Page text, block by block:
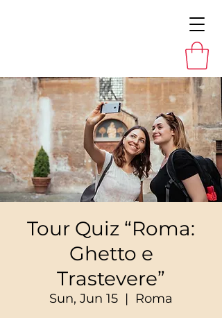
Tour Quiz “Roma:
Ghetto e
Trastevere”
Sun, Jun 15
  |
Roma